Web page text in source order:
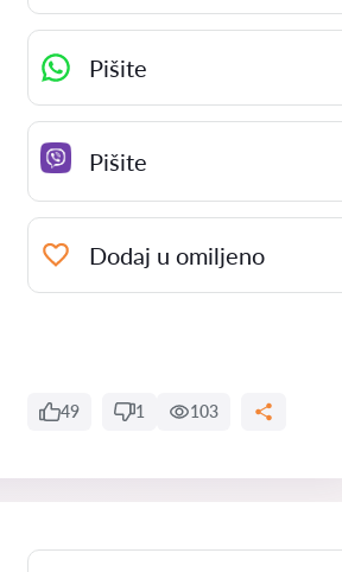
Pišite
Pišite
Dodaj u omiljeno
49 1 103